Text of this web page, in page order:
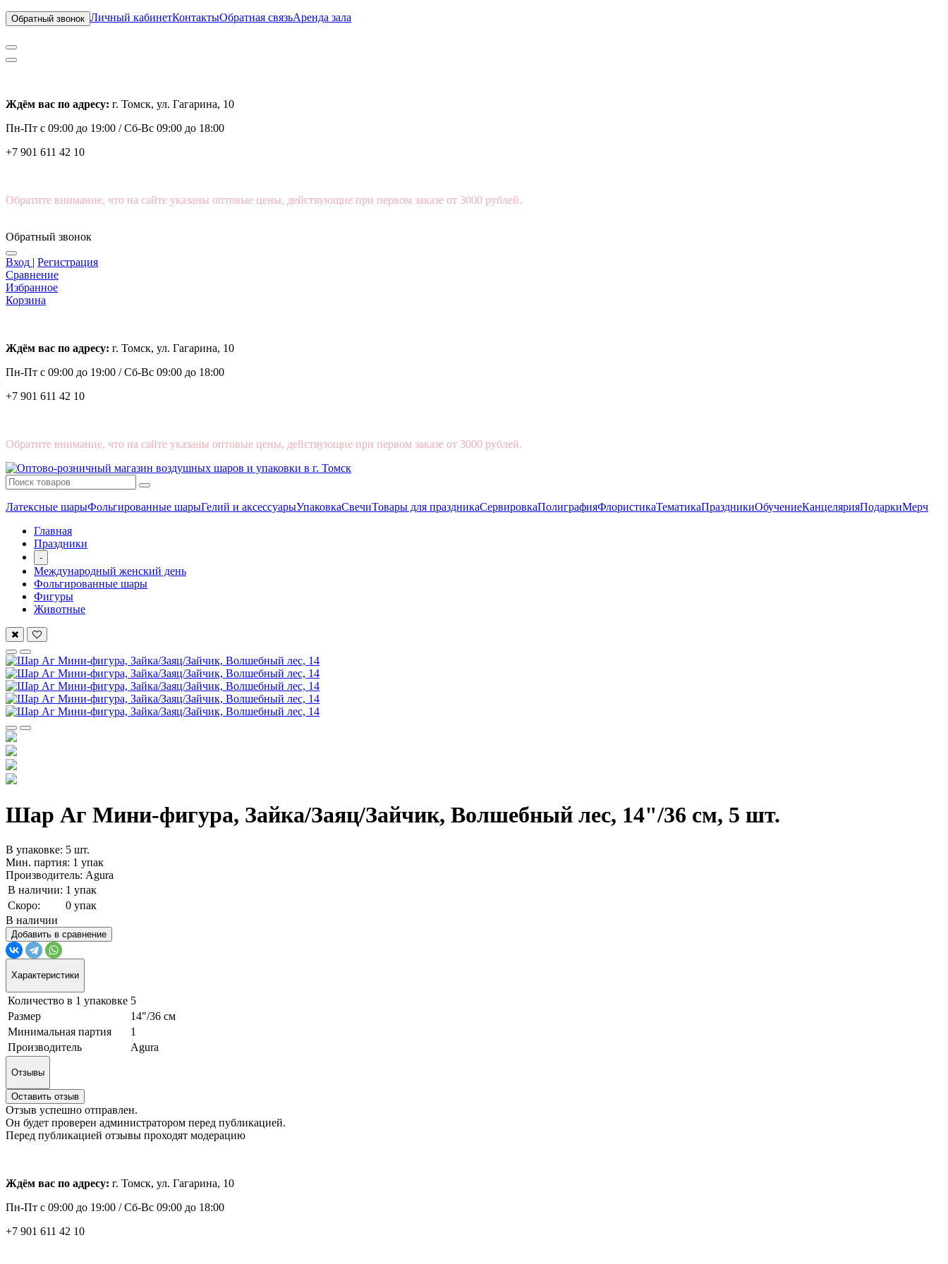
Обратный звонок Личный кабинетКонтактыОбратная связьАренда зала
Ждём вас по адресу: г. Томск, ул. Гагарина, 10
Пн-Пт с 09:00 до 19:00 /Сб-Вс 09:00 до 18:00
+7 901 611 42 10
Обратите внимание, что на сайте указаны оптовые цены, действующие при первом заказе от 3000 рублей.
Обратный звонок
Вход | Регистрация
Сравнение
Избранное
Корзина
Ждём вас по адресу: г. Томск, ул. Гагарина, 10
Пн-Пт с 09:00 до 19:00 /Сб-Вс 09:00 до 18:00
+7 901 611 42 10
Обратите внимание, что на сайте указаны оптовые цены, действующие при первом заказе от 3000 рублей.
Латексные шарыФольгированные шарыГелий и аксессуарыУпаковкаСвечиТовары для праздникаСервировкаПолиграфияФлористикаТематикаПраздникиОбучениеКанцелярияПодаркиМерч
Главная
Праздники
-
Международный женский день
Фольгированные шары
Фигуры
Животные
Шар Аг Мини-фигура, Зайка/Заяц/Зайчик, Волшебный лес, 14"/36 см, 5 шт.
В упаковке: 5 шт.
Мин. партия: 1 упак
Производитель: Agura
В наличии: 1 упак
Скоро:
0 упак
В наличии
Добавить в сравнение
Характеристики
Количество в 1 упаковке 5
Размер
14"/36 см
Минимальная партия
1
Производитель
Agura
Отзывы
Оставить отзыв
Отзыв успешно отправлен.
Он будет проверен администратором перед публикацией.
Перед публикацией отзывы проходят модерацию
Ждём вас по адресу: г. Томск, ул. Гагарина, 10
Пн-Пт с 09:00 до 19:00 /Сб-Вс 09:00 до 18:00
+7 901 611 42 10